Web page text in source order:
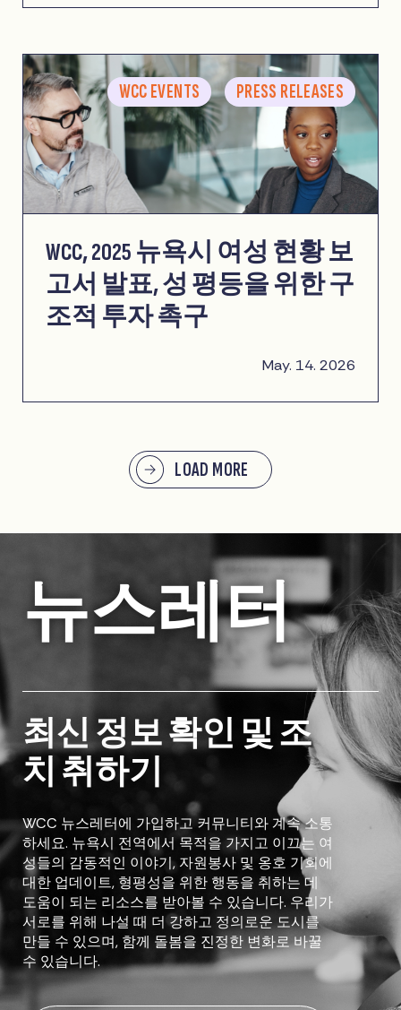
WCC EVENTS PRESS RELEASES
WCC, 2025 뉴욕시 여성 현황 보
고서 발표, 성 평등을 위한 구
조적 투자 촉구
May. 14. 2026
LOAD MORE
뉴스레터
최신 정보 확인 및 조
치 취하기
WCC 뉴스레터에 가입하고 커뮤니티와 계속 소통
하세요. 뉴욕시 전역에서 목적을 가지고 이끄는 여
성들의 감동적인 이야기, 자원봉사 및 옹호 기회에
대한 업데이트, 형평성을 위한 행동을 취하는 데
도움이 되는 리소스를 받아볼 수 있습니다. 우리가
서로를 위해 나설 때 더 강하고 정의로운 도시를
만들 수 있으며, 함께 돌봄을 진정한 변화로 바꿀
수 있습니다.